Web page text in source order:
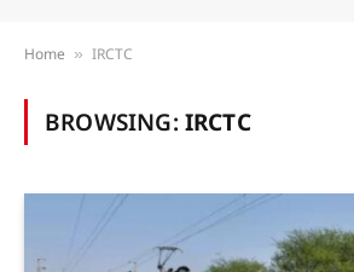
Home » IRCTC
BROWSING: IRCTC